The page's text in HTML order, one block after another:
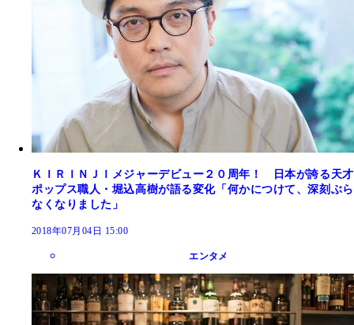
ＫＩＲＩＮＪＩメジャーデビュー２０周年！ 日本が誇る天才
ポップス職人・堀込高樹が語る変化「何かにつけて、深刻ぶら
なくなりました」
2018年07月04日 15:00
エンタメ